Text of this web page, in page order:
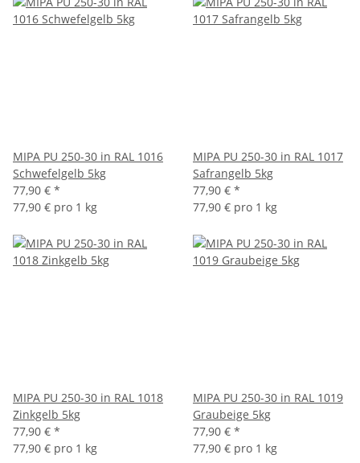
MIPA PU 250-30 in RAL 1016
Schwefelgelb 5kg
77,90 € *
77,90 € pro 1 kg
MIPA PU 250-30 in RAL 1017
Safrangelb 5kg
77,90 € *
77,90 € pro 1 kg
MIPA PU 250-30 in RAL 1018
Zinkgelb 5kg
77,90 € *
77,90 € pro 1 kg
MIPA PU 250-30 in RAL 1019
Graubeige 5kg
77,90 € *
77,90 € pro 1 kg